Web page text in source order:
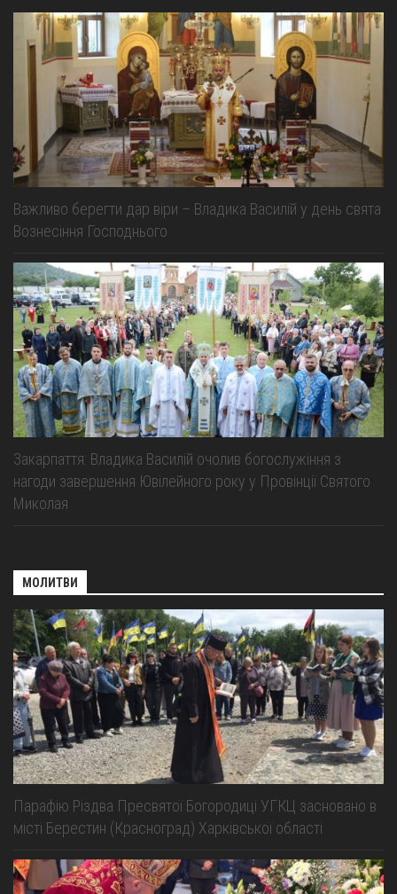
Важливо берегти дар віри – Владика Василій у день свята
Вознесіння Господнього
Закарпаття: Владика Василій очолив богослужіння з
нагоди завершення Ювілейного року у Провінції Святого
Миколая
МОЛИТВИ
Парафію Різдва Пресвятої Богородиці УГКЦ засновано в
місті Берестин (Красноград) Харківської області